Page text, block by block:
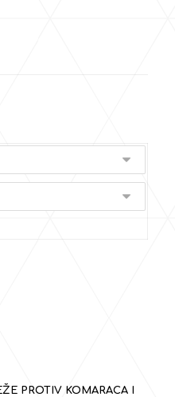
PROTIV KOMARACA I